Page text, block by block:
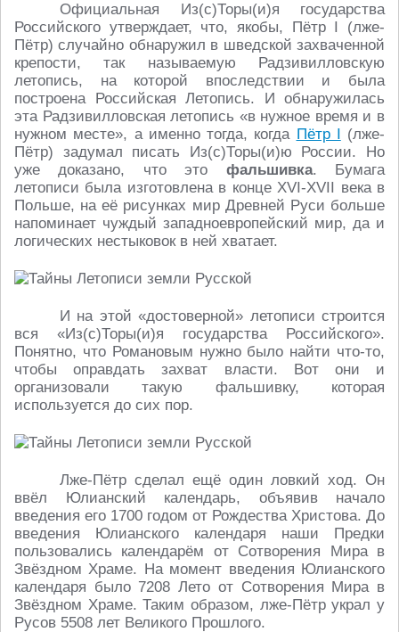
Официальная Из(с)Торы(и)я государства
Российского утверждает, что, якобы, Пётр I (лже-
Пётр) случайно обнаружил в шведской захваченной
крепости, так называемую Радзивилловскую
летопись, на которой впоследствии и была
построена Российская Летопись. И обнаружилась
эта Радзивилловская летопись «в нужное время и в
нужном месте», а именно тогда, когда Пётр I (лже-
Пётр) задумал писать Из(с)Торы(и)ю России. Но
уже доказано, что это фальшивка. Бумага
летописи была изготовлена в конце XVI-XVII века в
Польше, на её рисунках мир Древней Руси больше
напоминает чуждый западноевропейский мир, да и
логических нестыковок в ней хватает.
И на этой «достоверной» летописи строится
вся «Из(с)Торы(и)я государства Российского».
Понятно, что Романовым нужно было найти что-то,
чтобы оправдать захват власти. Вот они и
организовали такую фальшивку, которая
используется до сих пор.
Лже-Пётр сделал ещё один ловкий ход. Он
ввёл Юлианский календарь, объявив начало
введения его 1700 годом от Рождества Христова. До
введения Юлианского календаря наши Предки
пользовались календарём от Сотворения Мира в
Звёздном Храме. На момент введения Юлианского
календаря было 7208 Лето от Сотворения Мира в
Звёздном Храме. Таким образом, лже-Пётр украл у
Русов 5508 лет Великого Прошлого.